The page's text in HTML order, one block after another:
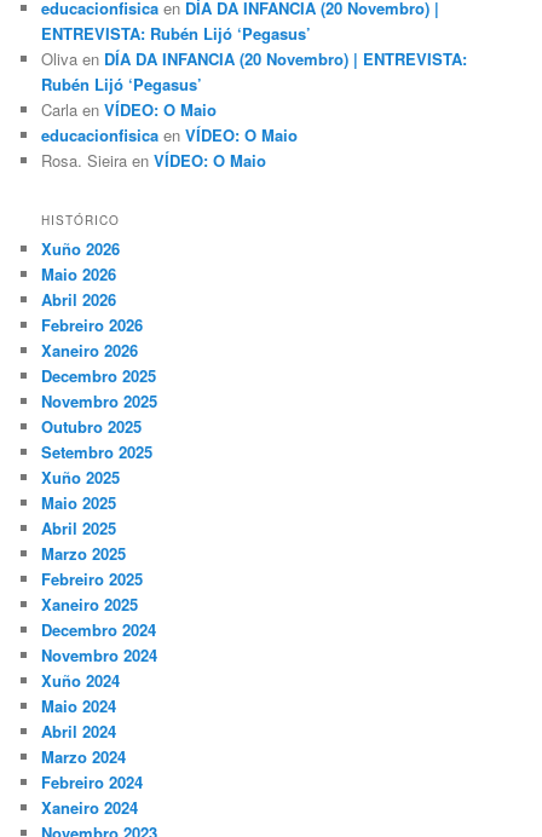
educacionfisica en DÍA DA INFANCIA (20 Novembro) |
ENTREVISTA: Rubén Lijó ‘Pegasus’
Oliva en DÍA DA INFANCIA (20 Novembro) | ENTREVISTA:
Rubén Lijó ‘Pegasus’
Carla enVÍDEO: O Maio
educacionfisica enVÍDEO: O Maio
Rosa. Sieira enVÍDEO: O Maio
HISTÓRICO
Xuño 2026
Maio 2026
Abril 2026
Febreiro 2026
Xaneiro 2026
Decembro 2025
Novembro 2025
Outubro 2025
Setembro 2025
Xuño 2025
Maio 2025
Abril 2025
Marzo 2025
Febreiro 2025
Xaneiro 2025
Decembro 2024
Novembro 2024
Xuño 2024
Maio 2024
Abril 2024
Marzo 2024
Febreiro 2024
Xaneiro 2024